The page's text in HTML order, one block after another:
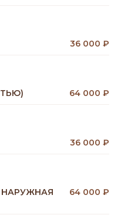
36 000 ₽
64 000 ₽
36 000 ₽
НАРУЖНАЯ
64 000 ₽